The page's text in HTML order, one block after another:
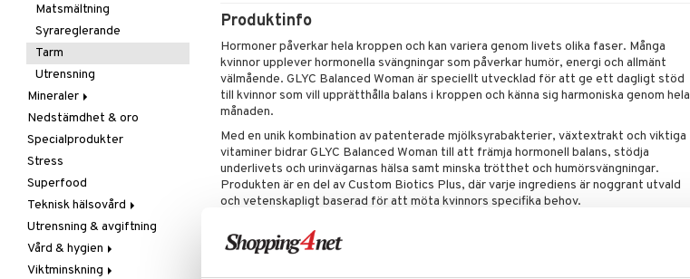
Produktinfo
Hormoner påverkar hela kroppen och kan variera genom livets olika faser. Många
kvinnor upplever hormonella svängningar som påverkar humör, energi och allmänt
välmående. GLYC Balanced Woman är speciellt utvecklad för att ge ett dagligt stöd
till kvinnor som vill upprätthålla balans i kroppen och känna sig harmoniska genom hela
månaden.
Med en unik kombination av patenterade mjölksyrabakterier, växtextrakt och viktiga
vitaminer bidrar GLYC Balanced Woman till att främja hormonell balans, stödja
underlivets och urinvägarnas hälsa samt minska trötthet och humörsvängningar.
Produkten är en del av Custom Biotics Plus, där varje ingrediens är noggrant utvald
och vetenskapligt baserad för att möta kvinnors specifika behov.
Dong Quai-extrakt och vitaminer som bidrar till hormonell balans, underlivets och
urinvägarnas välmående, samt minskad trötthet och stöd för psykologisk funktion.
Schizandra
Drycker
Förvaring
Frukt, frö & nötter
Groddning
Kokos
Kryddor & buljong
Mjöl & bak
Nöt-& fröpasta
Olja & fett
Raw Food
Snacks
Sötning
Te
Matsmältning
Syrareglerande
Tarm
Utrensning
Mineraler
Järn
Kalcium
Krom
Magnesium
Multimineraler
Övriga
Selen
Zink
Nedstämdhet & oro
Specialprodukter
Stress
Superfood
Teknisk hälsovård
Ljusterapi
Luftfuktare
Massage
Utrensning & avgiftning
Vård & hygien
Ansiktsvård
Viktminskning